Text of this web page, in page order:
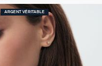
ARGENT VÉRITABLE